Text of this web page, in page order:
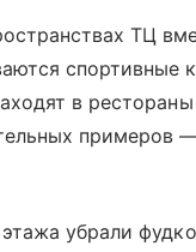
ТЦ
спортивные
в
примеров
убрали